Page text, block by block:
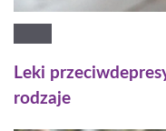
Leki
rodzaje